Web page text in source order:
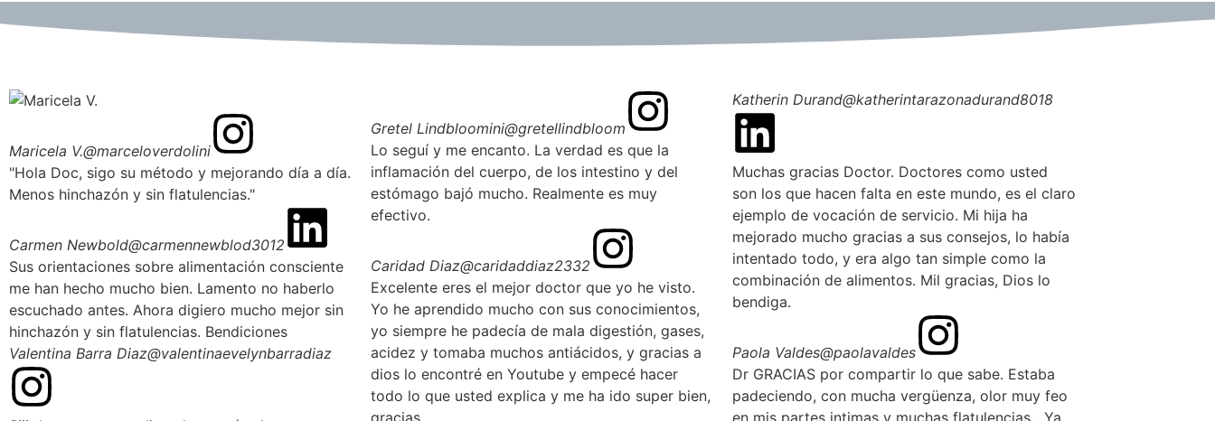
Maricela V.@marceloverdolini
"Hola Doc, sigo su método y mejorando día a día.
Menos hinchazón y sin flatulencias."
Carmen Newbold@carmennewblod3012
Sus orientaciones sobre alimentación consciente
me han hecho mucho bien. Lamento no haberlo
escuchado antes. Ahora digiero mucho mejor sin
hinchazón y sin flatulencias. Bendiciones
Valentina Barra Diaz@valentinaevelynbarradiaz
Gretel Lindbloomini@gretellindbloom
Lo seguí y me encanto. La verdad es que la
inflamación del cuerpo, de los intestino y del
estómago bajó mucho. Realmente es muy
efectivo.
Caridad Diaz@caridaddiaz2332
Excelente eres el mejor doctor que yo he visto.
Yo he aprendido mucho con sus conocimientos,
yo siempre he padecía de mala digestión, gases,
acidez y tomaba muchos antiácidos, y gracias a
dios lo encontré en Youtube y empecé hacer
todo lo que usted explica y me ha ido super bien,
gracias.
Katherin Durand@katherintarazonadurand8018
Muchas gracias Doctor. Doctores como usted
son los que hacen falta en este mundo, es el claro
ejemplo de vocación de servicio. Mi hija ha
mejorado mucho gracias a sus consejos, lo había
intentado todo, y era algo tan simple como la
combinación de alimentos. Mil gracias, Dios lo
bendiga.
Paola Valdes@paolavaldes
Dr GRACIAS por compartir lo que sabe. Estaba
padeciendo, con mucha vergüenza, olor muy feo
en mis partes intimas y muchas flatulencias....Ya